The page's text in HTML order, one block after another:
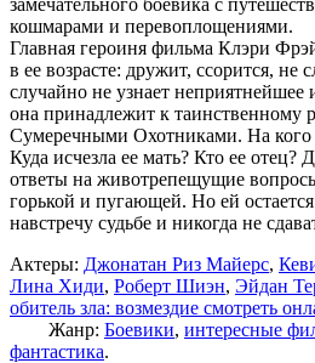
кошмарами и перевоплощениями.
Главная героиня фильма Клэри
в ее возрасте: дружит, ссорится, не
случайно не узнает неприятнейшее
она принадлежит к таинственному
Сумеречными Охотниками. На кого
Куда исчезла ее мать? Кто ее отец?
ответы на животрепещущие
горькой и пугающей. Но ей
навстречу судьбе и никогда не
Актеры: Джонатан Риз Майерс,
Лина Хиди, Роберт Шиэн, Эйдан
обитель зла: возмездие смотреть
Жанр: Боевики, интересные
фантастика.